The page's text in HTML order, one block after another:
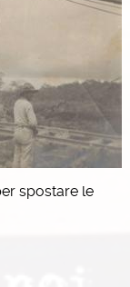
spostare le